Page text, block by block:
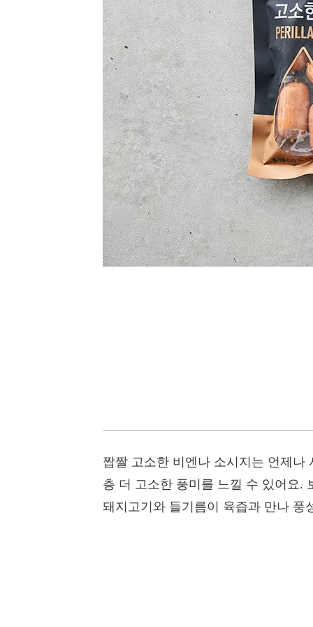
짭짤 고소한 비엔나 소시지는 언제나
층 더 고소한 풍미를 느낄 수 있어요.
돼지고기와 들기름이 육즙과 만나 풍